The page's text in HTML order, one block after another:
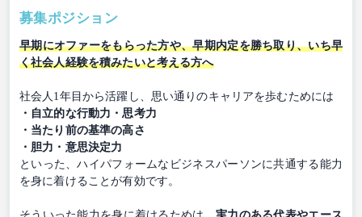
募集ポジション
早期にオファーをもらった方や、早期内定を勝ち取り、いち早
く社会人経験を積みたいと考える方へ
社会人1年目から活躍し、思い通りのキャリアを歩むためには
・自立的な行動力・思考力
・当たり前の基準の高さ
・胆力・意思決定力
といった、ハイパフォームなビジネスパーソンに共通する能力
を身に着けることが有効です。